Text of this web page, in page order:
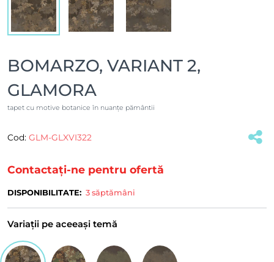
BOMARZO, VARIANT 2,
GLAMORA
tapet cu motive botanice în nuanțe pământii
Cod: GLM-GLXVI322
Contactați-ne pentru ofertă
DISPONIBILITATE: 3 săptămâni
Variații pe aceeași temă